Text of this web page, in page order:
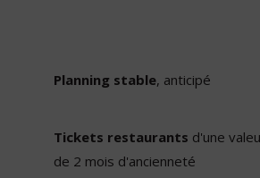
Planning stable, anticipé
Tickets restaurants d'une
de 2 mois d'ancienneté